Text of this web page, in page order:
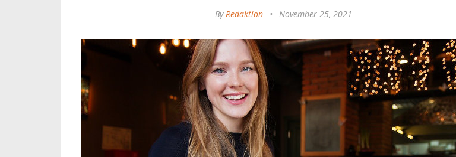
ByRedaktion • November 25, 2021